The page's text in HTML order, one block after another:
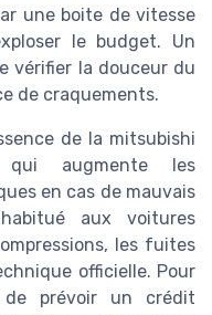
une boite de vitesse
le budget. Un
vérifier la douceur du
de craquements.
de la mitsubishi
augmente les
en cas de mauvais
aux voitures
les fuites
officielle. Pour
prévoir un crédit